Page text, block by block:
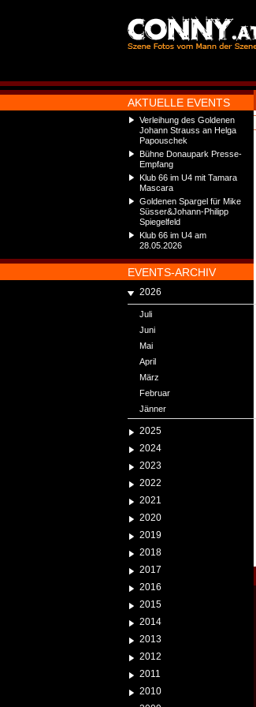
AKTUELLE EVENTS
Verleihung des Goldenen
Johann Strauss an Helga
Papouschek
Bühne Donaupark Presse-
Empfang
Klub 66 im U4 mit Tamara
Mascara
Goldenen Spargel für Mike
Süsser&Johann-Philipp
Spiegelfeld
Klub 66 im U4 am
28.05.2026
EVENTS-ARCHIV
2026
Juli
Juni
Mai
April
März
Februar
Jänner
2025
2024
2023
2022
2021
2020
2019
2018
2017
2016
2015
2014
2013
2012
2011
2010